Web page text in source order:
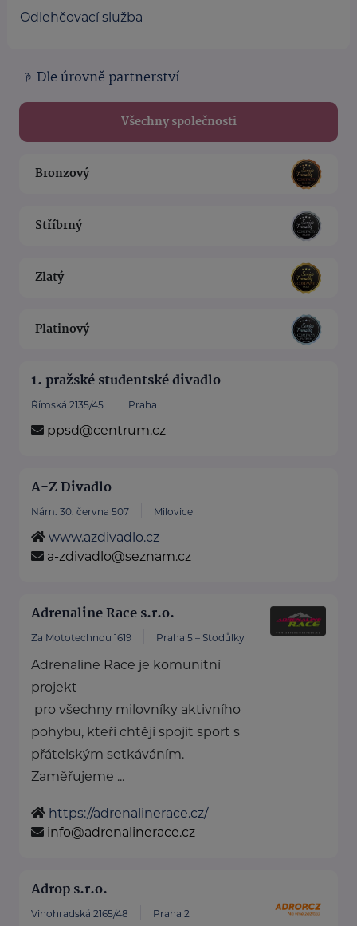
Odlehčovací služba
Dle úrovně partnerství
Všechny společnosti
Bronzový
Stříbrný
Zlatý
Platinový
1. pražské studentské divadlo
Římská 2135/45 Praha
ppsd@centrum.cz
A-Z Divadlo
Nám. 30. června 507 Milovice
www.azdivadlo.cz
a-zdivadlo@seznam.cz
Adrenaline Race s.r.o.
Za Mototechnou 1619 Praha 5 – Stodůlky
Adrenaline Race je komunitní
projekt
pro všechny milovníky aktivního
pohybu, kteří chtějí spojit sport s
přátelským setkáváním.
Zaměřujeme ...
https://adrenalinerace.cz/
info@adrenalinerace.cz
Adrop s.r.o.
Vinohradská 2165/48 Praha 2